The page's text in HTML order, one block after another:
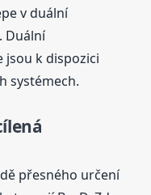
v duální
Duální
k dispozici
systémech.
přesného určení